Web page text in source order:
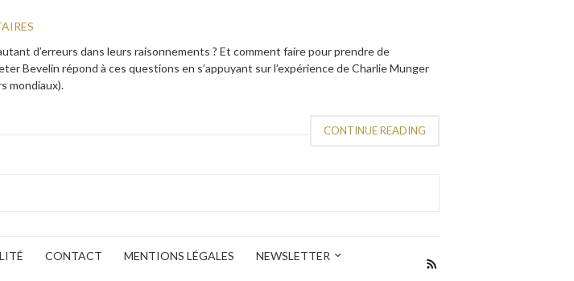
d’erreurs dans leurs raisonnements ? Et comment faire pour prendre de
Bevelin répond à ces questions en s’appuyant sur l’expérience de Charlie Munger
mondiaux).
CONTINUE READING
CONTACT MENTIONS LÉGALES
NEWSLETTER